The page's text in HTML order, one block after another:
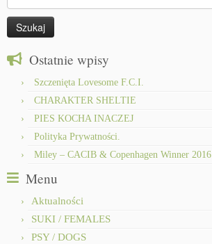
Ostatnie wpisy
Szczenięta Lovesome F.C.I.
CHARAKTER SHELTIE
PIES KOCHA INACZEJ
Polityka Prywatności.
Miley – CACIB & Copenhagen Winner 2016
Menu
Aktualności
SUKI / FEMALES
PSY / DOGS